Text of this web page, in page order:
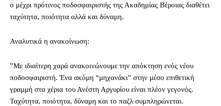
ο μέχρι πρότινος ποδοσφαιριστής της Ακαδημίας Βέροιας διαθέτει
ταχύτητα, ποιότητα αλλά και δύναμη.
Αναλυτικά η ανακοίνωση:
”Με ιδιαίτερη χαρά ανακοινώνουμε την απόκτηση ενός νέου
ποδοσφαιριστή. Ένα ακόμη “μηχανάκι” στην μέσο επιθετική
γραμμή στα χέρια του Ανέστη Αργυρίου είναι πλέον γεγονός.
Ταχύτητα, ποιότητα, δύναμη και το παζλ συμπληρώνεται.